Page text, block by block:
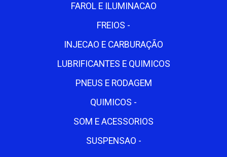
FAROL E ILUMINACAO
FREIOS -
INJECAO E CARBURAÇÃO
LUBRIFICANTES E QUIMICOS
PNEUS E RODAGEM
QUIMICOS -
SOM E ACESSORIOS
SUSPENSAO -